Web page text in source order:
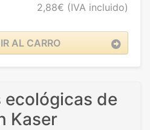
2,88€ (IVA incluido)
AL CARRO
ecológicas de
Kaser